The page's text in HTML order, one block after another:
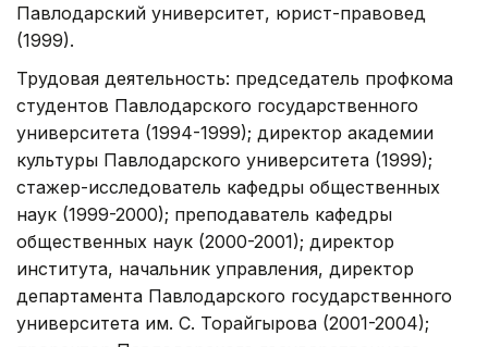
Павлодарский университет, юрист-правовед
(1999).
Трудовая деятельность: председатель профкома
студентов Павлодарского государственного
университета (1994-1999); директор академии
культуры Павлодарского университета (1999);
стажер-исследователь кафедры общественных
наук (1999-2000); преподаватель кафедры
общественных наук (2000-2001); директор
института, начальник управления, директор
департамента Павлодарского государственного
университета им. С. Торайгырова (2001-2004);